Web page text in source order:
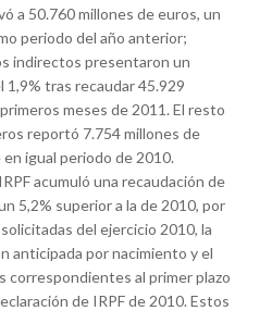
a 50.760 millones de euros, un
periodo del año anterior;
indirectos presentaron un
tras recaudar 45.929
meses de 2011. El resto
reportó 7.754 millones de
igual periodo de 2010.
acumuló una recaudación de
5,2% superior a la de 2010, por
del ejercicio 2010, la
anticipada por nacimiento y el
correspondientes al primer plazo
de IRPF de 2010. Estos